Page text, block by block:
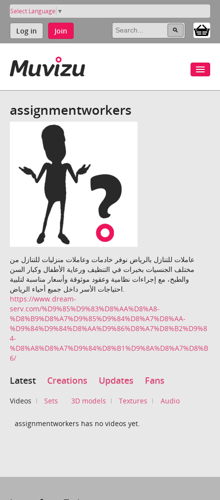
Select Language ▼
Log in Join
assignmentworkers
عاملات للتنازل بالرياض نوفر خادمات وعاملات منزليات للتنازل من
مختلف الجنسيات بخبرات في التنظيف ورعاية الأطفال وكبار السن
والطبخ، مع إجراءات نظامية وعقود موثوقة وأسعار مناسبة لتلبية
احتياجات الأسر داخل جميع أحياء الرياض.
https://www.dream-
serv.com/%D9%85%D9%83%D8%AA%D8%A8-
%D8%B9%D8%A7%D9%85%D9%84%D8%A7%D8%AA-
%D9%84%D9%84%D8%AA%D9%86%D8%A7%D8%B2%D9%8
4-
%D8%A8%D8%A7%D9%84%D8%B1%D9%8A%D8%A7%D8%B
6/
Latest Creations Updates Fans
Videos Sets 3D models Textures Audio
assignmentworkers has no videos yet.